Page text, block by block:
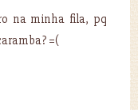
na minha fila, pq
=(